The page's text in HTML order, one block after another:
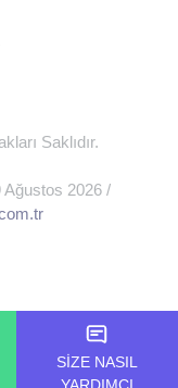
Saklıdır.
2026 /
SİZE NASIL